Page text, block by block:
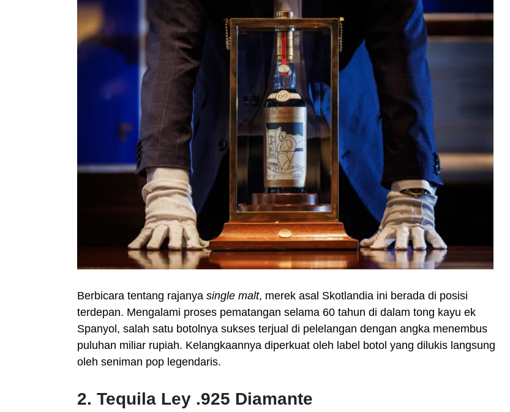
Berbicara tentang rajanya single malt, merek asal Skotlandia ini berada di posisi
terdepan. Mengalami proses pematangan selama 60 tahun di dalam tong kayu ek
Spanyol, salah satu botolnya sukses terjual di pelelangan dengan angka menembus
puluhan miliar rupiah. Kelangkaannya diperkuat oleh label botol yang dilukis langsung
oleh seniman pop legendaris.
2. Tequila Ley .925 Diamante